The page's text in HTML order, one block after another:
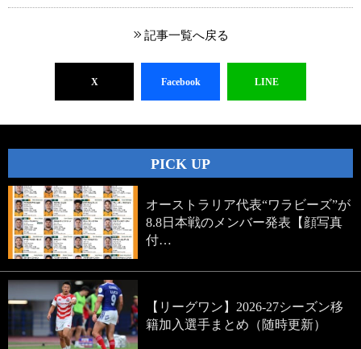
記事一覧へ戻る
X Facebook LINE
PICK UP
オーストラリア代表“ワラビーズ”が
8.8日本戦のメンバー発表【顔写真
付…
【リーグワン】2026-27シーズン移
籍加入選手まとめ（随時更新）